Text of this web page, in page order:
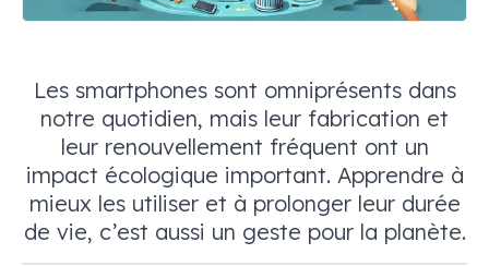
Les smartphones sont omniprésents dans
notre quotidien, mais leur fabrication et
leur renouvellement fréquent ont un
impact écologique important. Apprendre à
mieux les utiliser et à prolonger leur durée
de vie, c’est aussi un geste pour la planète.